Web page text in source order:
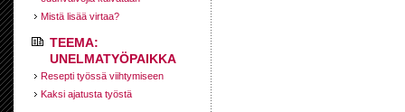
Mistä lisää virtaa?
TEEMA:
UNELMATYÖPAIKKA
Resepti työssä viihtymiseen
Kaksi ajatusta työstä